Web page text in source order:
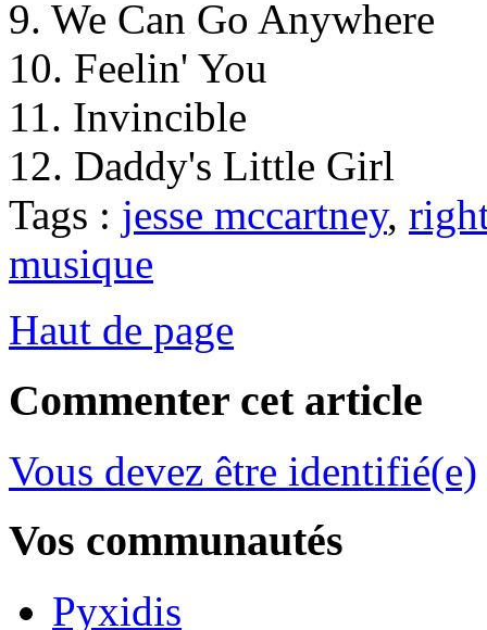
9. We Can Go Anywhere
10. Feelin' You
11. Invincible
12. Daddy's Little Girl
Tags : jesse mccartney,
musique
Haut de page
Commenter cet article
Vous devez être identifié(e)
Vos communautés
Pyxidis